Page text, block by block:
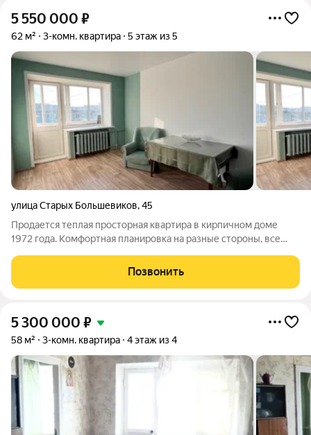
5 550 000 ₽
62 м² 3-комн. квартира 5 этаж из 5
улица Старых Большевиков,45
Продается теплая просторная квартира в кирпичном доме
1972 года. Комфортная планировка на разные стороны, все
раздельный санузел, остекленный балкон с видом во двор. В
квартире сделан
Позвонить
5 300 000 ₽
58 м² 3-комн. квартира 4 этаж из 4